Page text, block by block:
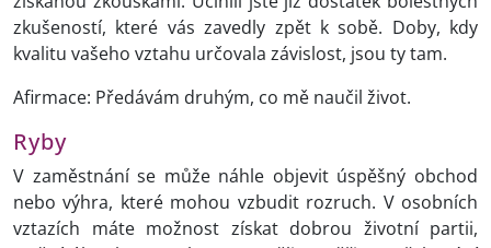
zkušeností, které vás zavedly zpět k sobě. Doby, kdy
kvalitu vašeho vztahu určovala závislost, jsou ty tam.
Afirmace: Předávám druhým, co mě naučil život.
Ryby
V zaměstnání se může náhle objevit úspěšný obchod
nebo výhra, které mohou vzbudit rozruch. V osobních
vztazích máte možnost získat dobrou životní partii,